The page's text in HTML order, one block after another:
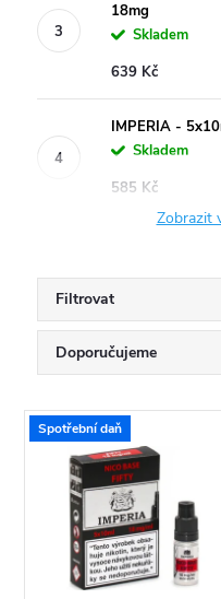
18mg
Skladem
639 Kč
IMPERIA -
Skladem
585 Kč
Zobrazit
Filtrovat
Ř
a
Doporučujeme
Nejdražší
Nejprodávanější
Abecedně
V
Spotřební daň